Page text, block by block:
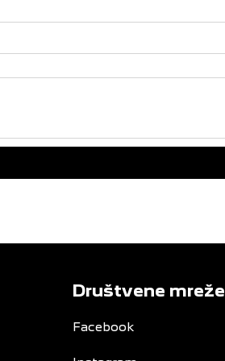
Društvene mreže
Facebook